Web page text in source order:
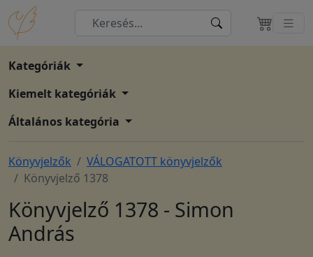
Kategóriák
Kiemelt kategóriák
Általános kategória
Könyvjelzők
VÁLOGATOTT könyvjelzők
Könyvjelző 1378
Könyvjelző 1378 - Simon
András